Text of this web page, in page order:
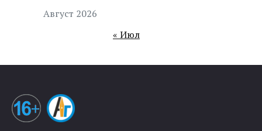
Август 2026
« Июл